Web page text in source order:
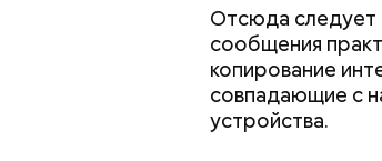
Отсюда следует
сообщения
копирование
совпадающие с
устройства.